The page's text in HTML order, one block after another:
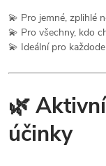
💫 Pro jemné, zplihlé
💫 Pro všechny, kdo
💫 Ideální pro
🌿
účinky